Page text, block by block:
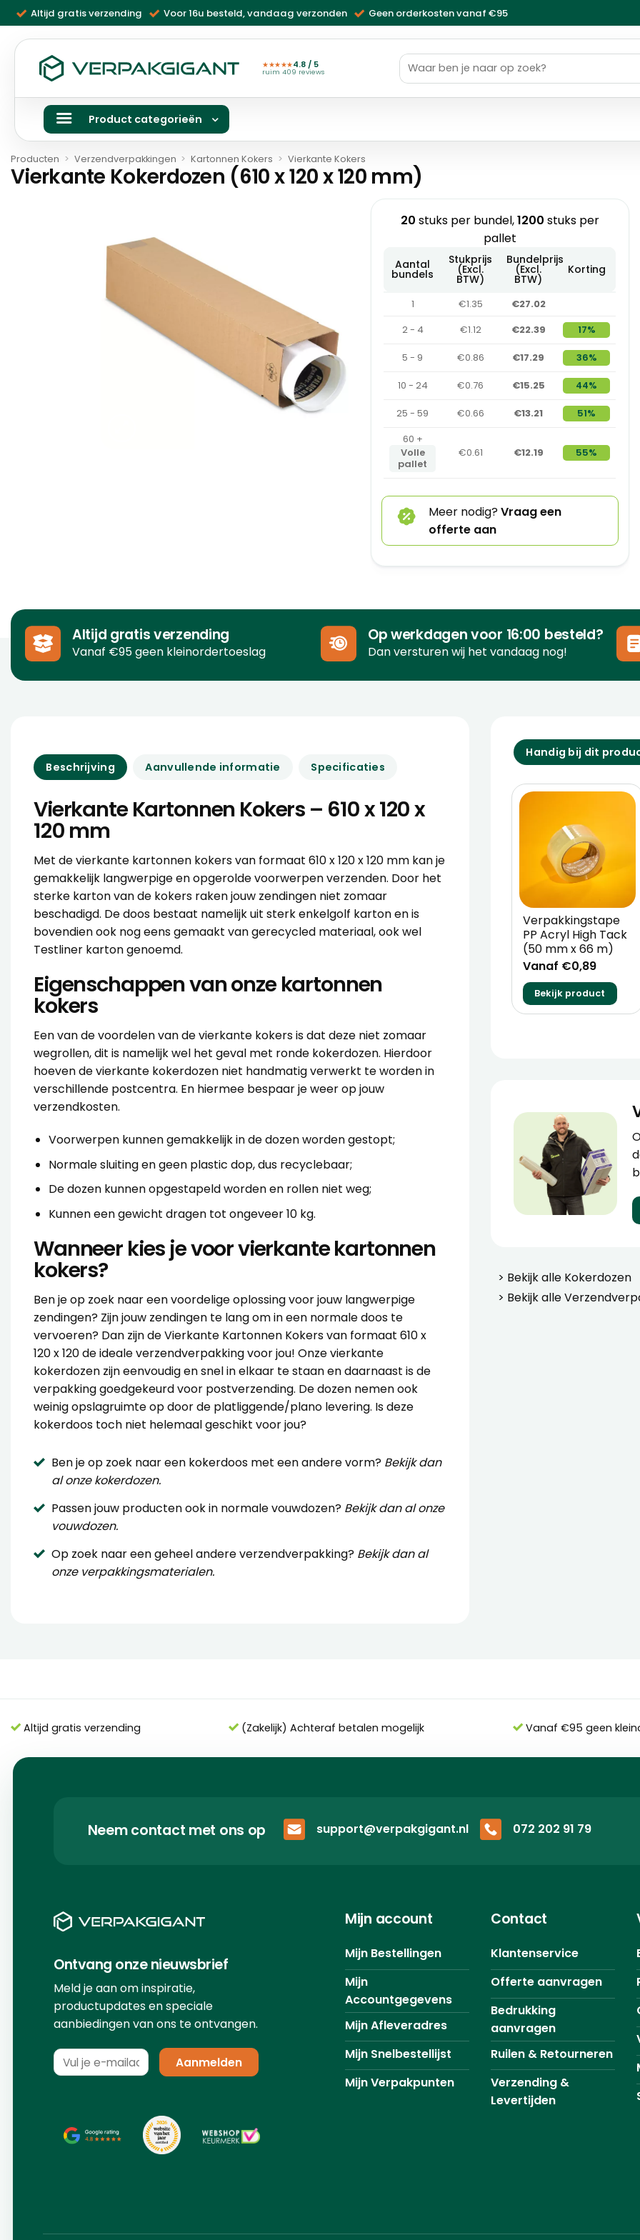
naar
inhoud
Altijd gratis verzending Voor 16u besteld, vandaag verzonden Geen orderkosten vanaf €95
★★★★★4.8 / 5
ruim 409 reviews
Zoeken
naar:
Product categorieën
Producten > Verzendverpakkingen > Kartonnen Kokers > Vierkante Kokers
Vierkante Kokerdozen (610 x 120 x 120 mm)
20 stuks per bundel,1200 stuks per
pallet
Aantal
bundels
Stukprijs
(Excl.
BTW)
Bundelprijs
(Excl.
BTW)
Korting
1 €1.35
€27.02
2 - 4
€1.12 €22.39 17%
5 - 9 €0.86 €17.29 36%
10 - 24 €0.76 €15.25 44%
25 - 59 €0.66 €13.21
51%
60 +
Volle
pallet
€0.61 €12.19 55%
Meer nodig?Vraag een
offerte aan
Altijd gratis verzending
Vanaf €95 geen kleinordertoeslag
Op werkdagen voor 16:00 besteld?
Dan versturen wij het vandaag nog!
Beschrijving Aanvullende informatie Specificaties
Vierkante Kartonnen Kokers – 610 x 120 x
120 mm
Met de vierkante kartonnen kokers van formaat 610 x 120 x 120 mm kan je
gemakkelijk langwerpige en opgerolde voorwerpen verzenden. Door het
sterke karton van de kokers raken jouw zendingen niet zomaar
beschadigd. De doos bestaat namelijk uit sterk enkelgolf karton en is
bovendien ook nog eens gemaakt van gerecycled materiaal, ook wel
Testliner karton genoemd.
Eigenschappen van onze kartonnen
kokers
Een van de voordelen van de vierkante kokers is dat deze niet zomaar
wegrollen, dit is namelijk wel het geval met ronde kokerdozen. Hierdoor
hoeven de vierkante kokerdozen niet handmatig verwerkt te worden in
verschillende postcentra. En hiermee bespaar je weer op jouw
verzendkosten.
Voorwerpen kunnen gemakkelijk in de dozen worden gestopt;
Normale sluiting en geen plastic dop, dus recyclebaar;
De dozen kunnen opgestapeld worden en rollen niet weg;
Kunnen een gewicht dragen tot ongeveer 10 kg.
Wanneer kies je voor vierkante kartonnen
kokers?
Ben je op zoek naar een voordelige oplossing voor jouw langwerpige
zendingen? Zijn jouw zendingen te lang om in een normale doos te
vervoeren? Dan zijn de Vierkante Kartonnen Kokers van formaat 610 x
120 x 120 de ideale verzendverpakking voor jou! Onze vierkante
kokerdozen zijn eenvoudig en snel in elkaar te staan en daarnaast is de
verpakking goedgekeurd voor postverzending. De dozen nemen ook
weinig opslagruimte op door de platliggende/plano levering. Is deze
kokerdoos toch niet helemaal geschikt voor jou?
Ben je op zoek naar een kokerdoos met een andere vorm? Bekijk dan
al onze kokerdozen.
Passen jouw producten ook in normale vouwdozen? Bekijk dan al onze
vouwdozen.
Op zoek naar een geheel andere verzendverpakking? Bekijk dan al
onze verpakkingsmaterialen.
Handig bij dit
Verpakkingstape
PP Acryl High Tack
(50 mm x 66 m)
Vanaf €0,89
Bekijk product
> Bekijk alle Kokerdozen
> Bekijk alle
Altijd gratis verzending (Zakelijk) Achteraf betalen mogelijk Vanaf €95 geen
Neem contact met ons op support@verpakgigant.nl 072 202 91 79
Ontvang onze nieuwsbrief
Meld je aan om inspiratie,
productupdates en speciale
aanbiedingen van ons te ontvangen.
Mijn account
Mijn Bestellingen
Mijn
Accountgegevens
Mijn Afleveradres
Mijn Snelbestellijst
Mijn Verpakpunten
Contact
Klantenservice
Offerte aanvragen
Bedrukking
aanvragen
Ruilen & Retourneren
Verzending &
Levertijden